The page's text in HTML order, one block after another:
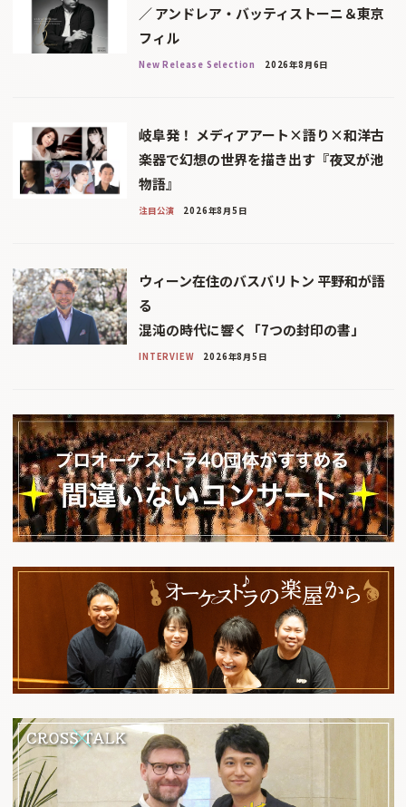
／ アンドレア・バッティストーニ＆東京
フィル
New Release Selection 2026年8月6日
岐阜発！ メディアアート×語り×和洋古
楽器で幻想の世界を描き出す『夜叉が池
物語』
注目公演 2026年8月5日
ウィーン在住のバスバリトン 平野和が語
る
混沌の時代に響く「7つの封印の書」
INTERVIEW 2026年8月5日